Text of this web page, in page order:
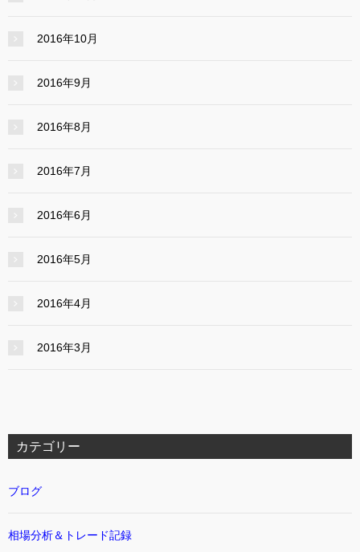
2016年10月
2016年9月
2016年8月
2016年7月
2016年6月
2016年5月
2016年4月
2016年3月
カテゴリー
ブログ
相場分析＆トレード記録